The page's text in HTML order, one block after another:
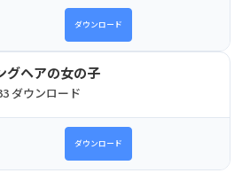
ダウンロード
グヘアの女の子
ダウンロード
ダウンロード